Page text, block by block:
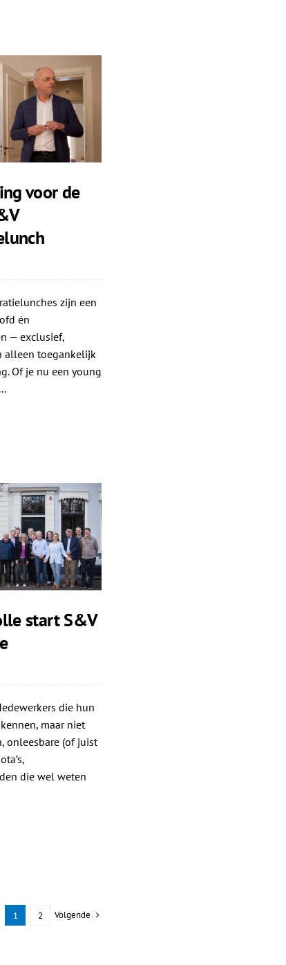
voor de
zijn een
én
— exclusief,
alleen toegankelijk
Of je nu een young
start S&V
die hun
maar niet
onleesbare (of juist
die wel weten
1 2 Volgende